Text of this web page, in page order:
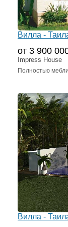
Вилла -
от 3 900
Impress House
Полностью
Вилла -